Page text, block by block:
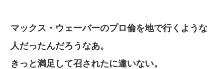
マックス・ウェーバーのプロ倫を地で行くような
人だったんだろうなあ。
きっと満足して召されたに違いない。